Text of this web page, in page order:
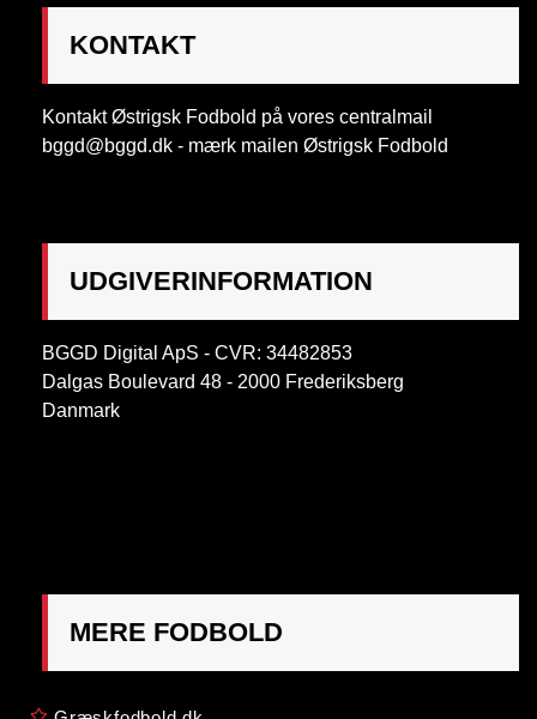
KONTAKT
Kontakt Østrigsk Fodbold på vores centralmail
bggd@bggd.dk - mærk mailen Østrigsk Fodbold
UDGIVERINFORMATION
BGGD Digital ApS - CVR: 34482853
Dalgas Boulevard 48 - 2000 Frederiksberg
Danmark
MERE FODBOLD